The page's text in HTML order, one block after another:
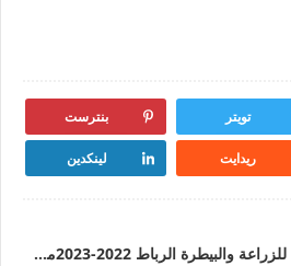
تويتر بنترست
ريدايت لينكدين
ماستر معهد الحسن الثاني للزراعة والبيطرة الرباط 2022-2023ماستر معهد الحسن الثاني للزراعة والبيطرة الرباط 2022-2023